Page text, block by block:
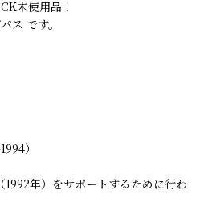
未使用品！
ス です。
）
年）をサポートするために行わ